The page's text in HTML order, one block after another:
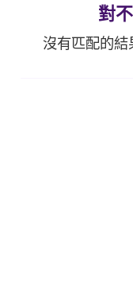
對
沒有匹配的結